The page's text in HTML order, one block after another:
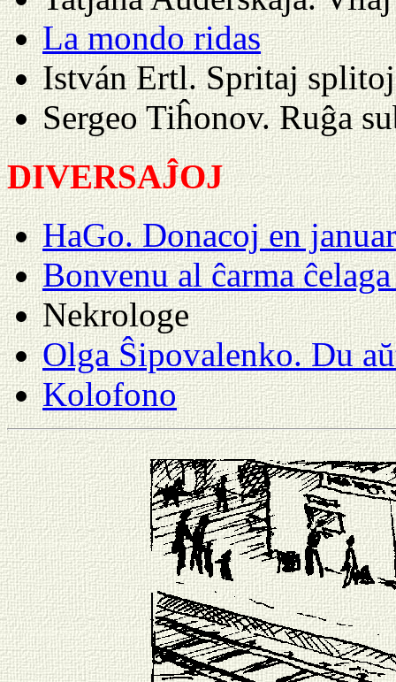
La mondo ridas
István Ertl. Spritaj
Sergeo Tiĥonov. Ruĝa
DIVERSAĴOJ
HaGo. Donacoj en
Bonvenu al ĉarma
Nekrologe
Olga Ŝipovalenko. Du
Kolofono